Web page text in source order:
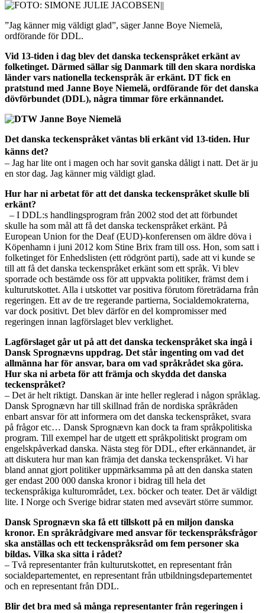
”Jag känner mig väldigt glad”, säger Janne Boye Niemelä,
ordförande för DDL.
Vid 13-tiden i dag blev det danska teckenspråket erkänt av
folketinget. Därmed sällar sig Danmark till den skara nordiska
länder vars nationella teckenspråk är erkänt. DT fick en
pratstund med Janne Boye Niemelä, ordförande för det danska
dövförbundet (DDL), några timmar före erkännandet.
Det danska teckenspråket väntas bli erkänt vid 13-tiden. Hur
känns det?
– Jag har lite ont i magen och har sovit ganska dåligt i natt. Det är ju
en stor dag. Jag känner mig väldigt glad.
Hur har ni arbetat för att det danska teckenspråket skulle bli
erkänt?
– I DDL:s handlingsprogram från 2002 stod det att förbundet
skulle ha som mål att få det danska teckenspråket erkänt. På
European Union for the Deaf (EUD)-konferensen om äldre döva i
Köpenhamn i juni 2012 kom Stine Brix fram till oss. Hon, som satt i
folketinget för Enhedslisten (ett rödgrönt parti), sade att vi kunde se
till att få det danska teckenspråket erkänt som ett språk. Vi blev
sporrade och bestämde oss för att uppvakta politiker, främst dem i
kulturutskottet. Alla i utskottet var positiva förutom företrädarna från
regeringen. Ett av de tre regerande partierna, Socialdemokraterna,
var dock positivt. Det blev därför en del kompromisser med
regeringen innan lagförslaget blev verklighet.
Lagförslaget går ut på att det danska teckenspråket ska ingå i
Dansk Sprognævns uppdrag. Det står ingenting om vad det
allmänna har för ansvar, bara om vad språkrådet ska göra.
Hur ska ni arbeta för att främja och skydda det danska
teckenspråket?
– Det är helt riktigt. Danskan är inte heller reglerad i någon språklag.
Dansk Sprognævn har till skillnad från de nordiska språkråden
enbart ansvar för att informera om det danska teckenspråket, svara
på frågor etc… Dansk Sprognævn kan dock ta fram språkpolitiska
program. Till exempel har de utgett ett språkpolitiskt program om
engelskpåverkad danska. Nästa steg för DDL, efter erkännandet, är
att diskutera hur man kan främja det danska teckenspråket. Vi har
bland annat gjort politiker uppmärksamma på att den danska staten
ger endast 200 000 danska kronor i bidrag till hela det
teckenspråkiga kulturområdet, t.ex. böcker och teater. Det är väldigt
lite. I Norge och Sverige bidrar staten med avsevärt större summor.
Dansk Sprognævn ska få ett tillskott på en miljon danska
kronor. En språkrådgivare med ansvar för teckenspråksfrågor
ska anställas och ett teckenspråksråd om fem personer ska
bildas. Vilka ska sitta i rådet?
– Två representanter från kulturutskottet, en representant från
socialdepartementet, en representant från utbildningsdepartementet
och en representant från DDL.
Blir det bra med så många representanter från regeringen i